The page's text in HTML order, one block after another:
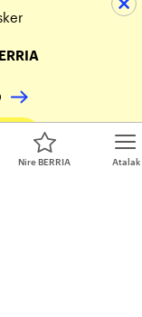
Atalak
Nire BERRIA